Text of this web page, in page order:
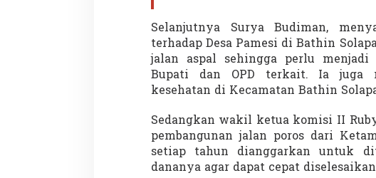
Selanjutnya Surya Budiman,
terhadap Desa Pamesi di Bathin
jalan aspal sehingga perlu menjadi
Bupati dan OPD terkait. Ia juga
kesehatan di Kecamatan Bathin
Sedangkan wakil ketua komisi II
pembangunan jalan poros dari
setiap tahun dianggarkan untuk
dananya agar dapat cepat